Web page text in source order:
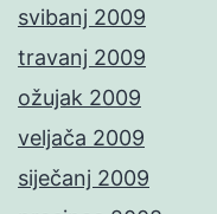
svibanj 2009
travanj 2009
ožujak 2009
veljača 2009
siječanj 2009